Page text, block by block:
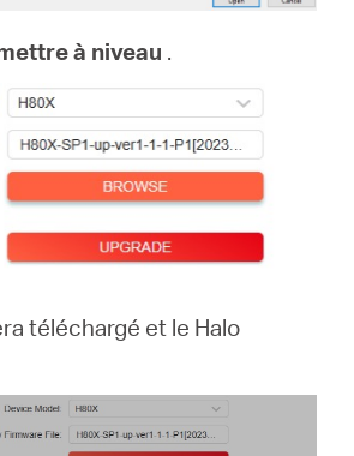
à niveau .
téléchargé et le Halo